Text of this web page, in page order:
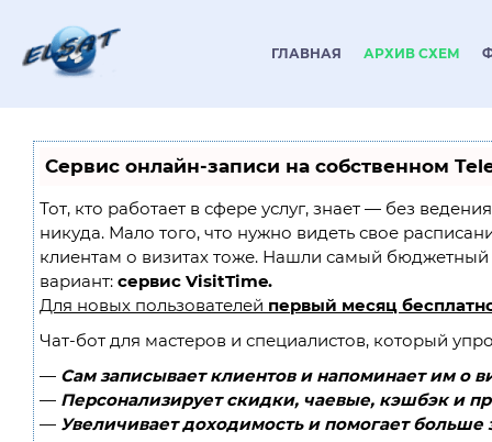
ГЛАВНАЯ АРХИВ СХЕМ
Сервис онлайн-записи на собственном
Тот, кто работает в сфере услуг, знает — без
никуда. Мало того, что нужно видеть свое
клиентам о визитах тоже. Нашли самый
вариант: сервис VisitTime.
Для новых пользователей первый месяц
Чат-бот для мастеров и специалистов, который
— Сам записывает клиентов и напоминает им о
— Персонализирует скидки, чаевые, кэшбэк и
— Увеличивает доходимость и помогает больше